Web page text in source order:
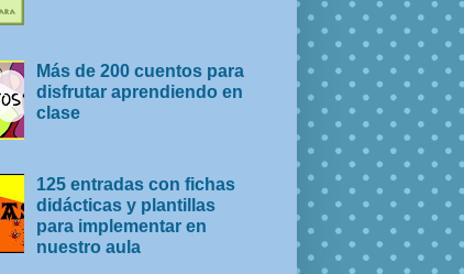
Más de 200 cuentos para
disfrutar aprendiendo en
clase
125 entradas con fichas
didácticas y plantillas
para implementar en
nuestro aula